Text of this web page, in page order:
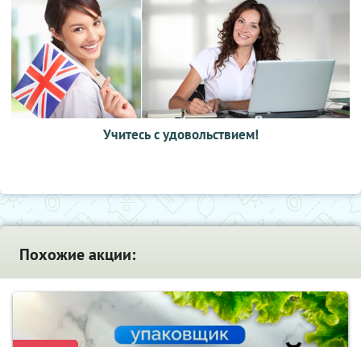
Учитесь с удовольствием!
Похожие акции: